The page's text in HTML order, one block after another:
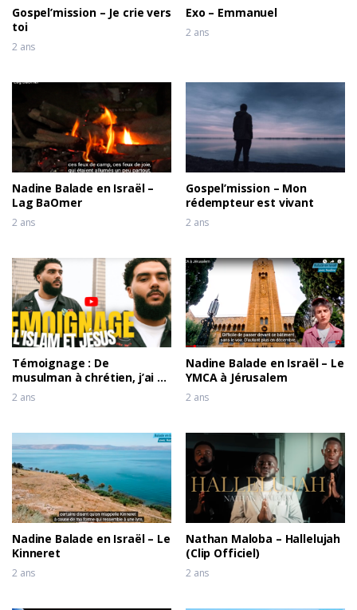
Gospel’mission – Je crie vers
toi
2 ans
Exo – Emmanuel
2 ans
Nadine Balade en Israël –
Lag BaOmer
2 ans
Gospel’mission – Mon
rédempteur est vivant
2 ans
Témoignage : De
musulman à chrétien, j’ai vu
Jésus
2 ans
Nadine Balade en Israël – Le
YMCA à Jérusalem
2 ans
Nadine Balade en Israël – Le
Kinneret
2 ans
Nathan Maloba – Hallelujah
(Clip Officiel)
2 ans